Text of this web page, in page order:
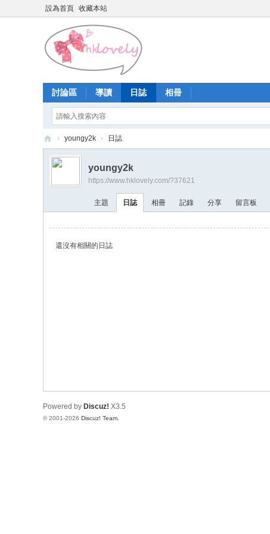
設為首頁 收藏本站
討論區 導讀 日誌 相冊
香
少
› youngy2k › 日誌
youngy2k
https://www.hklovely.com/?37621
主題 日誌 相冊 記錄 分享 留言板
還沒有相關的日誌
Powered by Discuz! X3.5
© 2001-2026 Discuz! Team